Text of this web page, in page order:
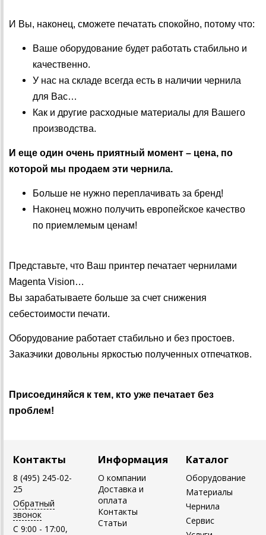
И Вы, наконец, сможете печатать спокойно, потому что:
Ваше оборудование будет работать стабильно и
качественно.
У нас на складе всегда есть в наличии чернила
для Вас…
Как и другие расходные материалы для Вашего
производства.
И еще один очень приятный момент – цена, по
которой мы продаем эти чернила.
Больше не нужно переплачивать за бренд!
Наконец можно получить европейское качество
по приемлемым ценам!
Представьте, что Ваш принтер печатает чернилами
Magenta Vision…
Вы зарабатываете больше за счет снижения
себестоимости печати.
Оборудование работает стабильно и без простоев.
Заказчики довольны яркостью полученных отпечатков.
Присоединяйся к тем, кто уже печатает без
проблем!
Контакты
8 (495) 245-02-
25
Обратный
звонок
C 9:00 - 17:00,
Информация
О компании
Доставка и
оплата
Контакты
Статьи
Каталог
Оборудование
Материалы
Чернила
Сервис